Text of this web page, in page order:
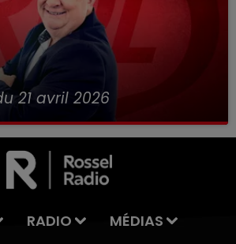
21 avril 2026
RADIO MÉDIAS